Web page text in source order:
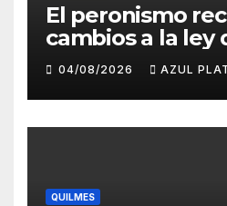
El peronismo
cambios a la ley
convocó a
jueves en contra
Gobierno
04/08/2026 AZUL
QUILMES